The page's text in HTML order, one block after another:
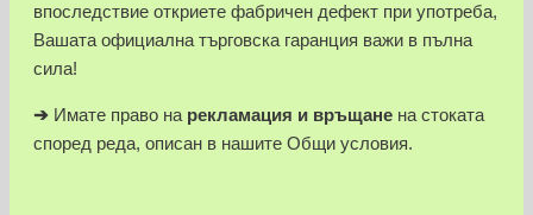
впоследствие откриете фабричен дефект при употреба,
Вашата официална търговска гаранция важи в пълна
сила!
➔ Имате право на рекламация и връщане на стоката
според реда, описан в нашите Общи условия.